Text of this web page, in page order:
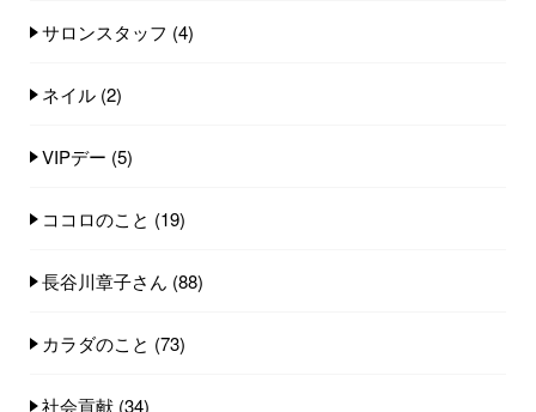
サロンスタッフ (4)
ネイル (2)
VIPデー (5)
ココロのこと (19)
長谷川章子さん (88)
カラダのこと (73)
社会貢献 (34)